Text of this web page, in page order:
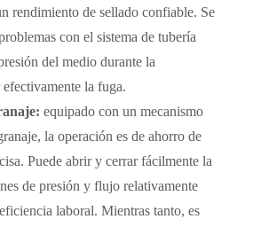
rendimiento de sellado confiable. Se
con el sistema de tubería
del medio durante la
la fuga.
equipado con un mecanismo
la operación es de ahorro de
Puede abrir y cerrar fácilmente la
de presión y flujo relativamente
laboral. Mientras tanto, es